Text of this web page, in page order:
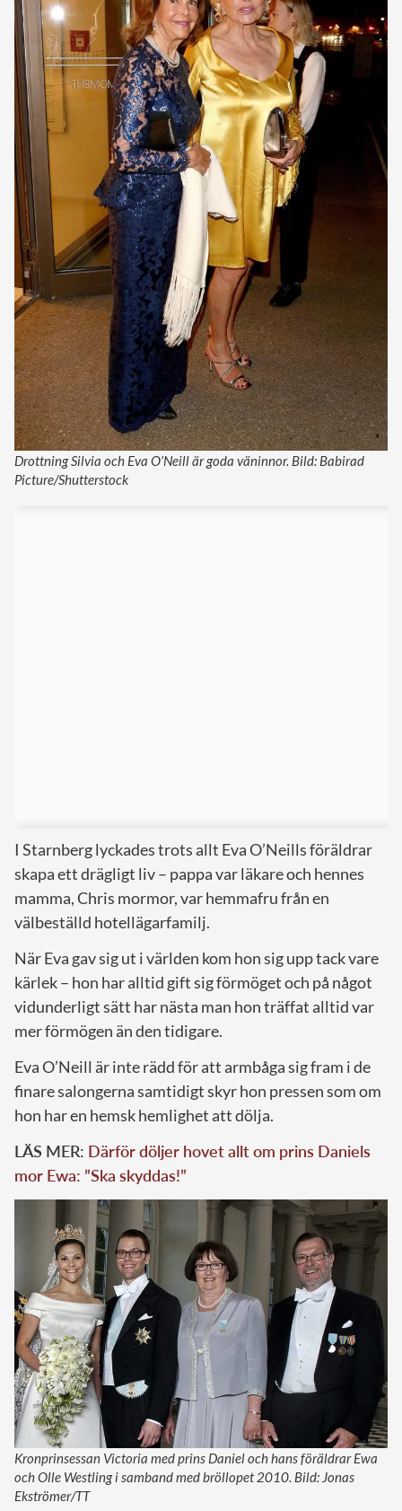
Drottning Silvia och Eva O’Neill är goda väninnor. Bild: Babirad
Picture/Shutterstock
I Starnberg lyckades trots allt Eva O’Neills föräldrar
skapa ett drägligt liv – pappa var läkare och hennes
mamma, Chris mormor, var hemmafru från en
välbeställd hotellägarfamilj.
När Eva gav sig ut i världen kom hon sig upp tack vare
kärlek – hon har alltid gift sig förmöget och på något
vidunderligt sätt har nästa man hon träffat alltid var
mer förmögen än den tidigare.
Eva O’Neill är inte rädd för att armbåga sig fram i de
finare salongerna samtidigt skyr hon pressen som om
hon har en hemsk hemlighet att dölja.
LÄS MER: Därför döljer hovet allt om prins Daniels
mor Ewa: ”Ska skyddas!”
Kronprinsessan Victoria med prins Daniel och hans föräldrar Ewa
och Olle Westling i samband med bröllopet 2010. Bild: Jonas
Ekströmer/TT